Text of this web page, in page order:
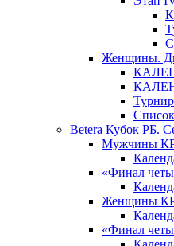
Женщины.
Betera Кубок РБ.
Мужчины
«Финал
Женщины
«Финал